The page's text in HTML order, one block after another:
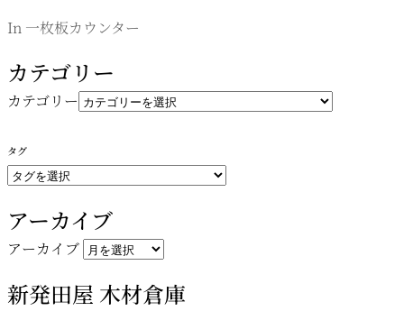
In 一枚板カウンター
カテゴリー
カテゴリー
タグ
アーカイブ
アーカイブ
新発田屋 木材倉庫